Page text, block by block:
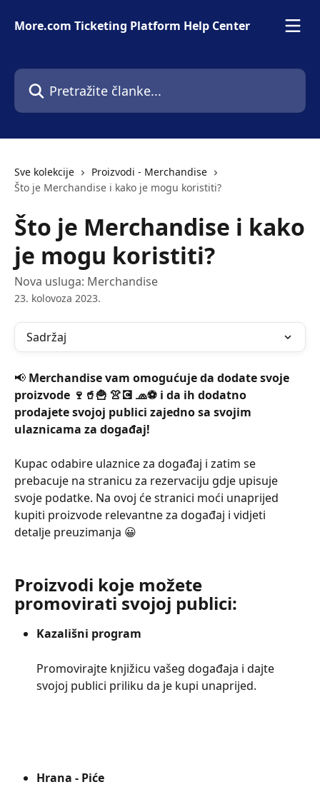
More.com Ticketing Platform Help Center
Pretražite članke...
Sve kolekcije
Proizvodi - Merchandise
Što je Merchandise i kako je mogu koristiti?
Što je Merchandise i kako
je mogu koristiti?
Nova usluga: Merchandise
23. kolovoza 2023.
Sadržaj
📢 Merchandise vam omogućuje da dodate svoje
proizvode 🍷🥤🍟 👚💽 🧢⚽ i da ih dodatno
prodajete svojoj publici zajedno sa svojim
ulaznicama za događaj!
Kupac odabire ulaznice za događaj i zatim se
prebacuje na stranicu za rezervaciju gdje upisuje
svoje podatke. Na ovoj će stranici moći unaprijed
kupiti proizvode relevantne za događaj i vidjeti
detalje preuzimanja 😀
Proizvodi koje možete
promovirati svojoj publici:
Kazališni program
Promovirajte knjižicu vašeg događaja i dajte
svojoj publici priliku da je kupi unaprijed.
Hrana - Piće